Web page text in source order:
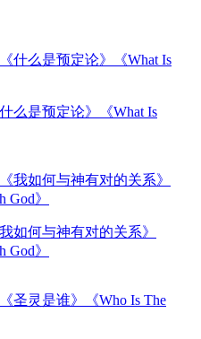
么是预定论》《What Is
如何与神有对的关系》
God》